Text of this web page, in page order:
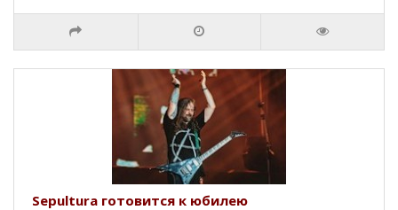
Sepultura готовится к юбилею